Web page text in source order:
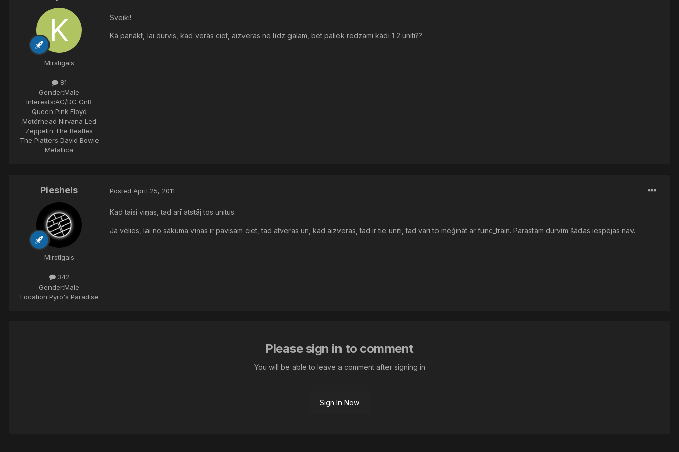
Mirstīgais
81
Gender:Male
Interests:AC/DC GnR
Queen Pink Floyd
Motörhead Nirvana Led
Zeppelin The Beatles
The Platters David Bowie
Metallica
Sveiki!
Kā panākt, lai durvis, kad verās ciet, aizveras ne līdz galam, bet paliek redzami kādi 1 2 uniti??
Pieshels
Mirstīgais
342
Gender:Male
Location:Pyro's Paradise
Posted April 25, 2011
Kad taisi viņas, tad arī atstāj tos unitus.
Ja vēlies, lai no sākuma viņas ir pavisam ciet, tad atveras un, kad aizveras, tad ir tie uniti, tad vari to mēģināt ar func_train. Parastām durvīm šādas iespējas nav.
Please sign in to comment
You will be able to leave a comment after signing in
Sign In Now